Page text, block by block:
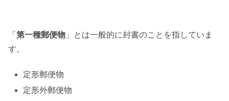
「 第一種郵便物 」とは一般的に封書のことを指していま
す。
定形郵便物
定形外郵便物